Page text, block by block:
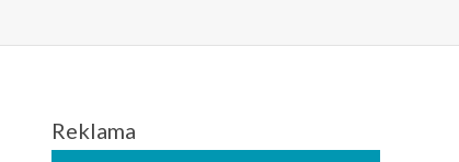
Reklama